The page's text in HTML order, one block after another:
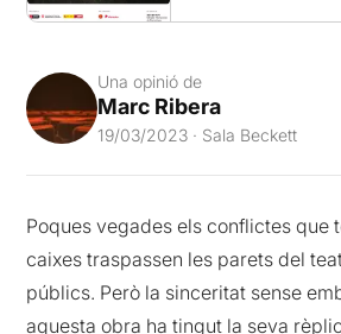
Una opinió de
Marc Ribera
19/03/2023 · Sala Beckett
Poques vegades els conflictes que
caixes traspassen les parets del
públics. Però la sinceritat sense
aquesta obra ha tingut la seva